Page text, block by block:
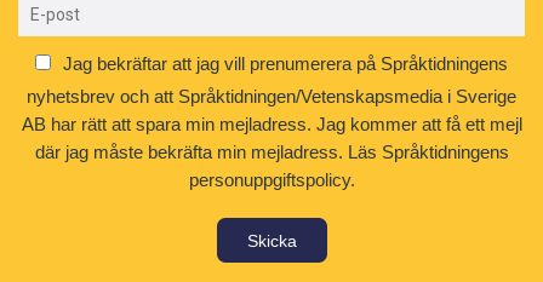
Jag bekräftar att jag vill prenumerera på Språktidningens
nyhetsbrev och att Språktidningen/Vetenskapsmedia i Sverige
AB har rätt att spara min mejladress. Jag kommer att få ett mejl
där jag måste bekräfta min mejladress. Läs Språktidningens
personuppgiftspolicy.
Skicka